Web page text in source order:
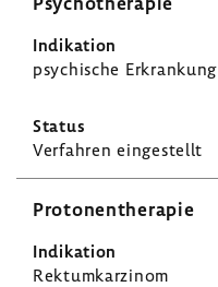
psychi­sche Erkran­kung
Verfahren einge­stellt
Proto­nen­the­rapie
Rekt­um­kar­zinom